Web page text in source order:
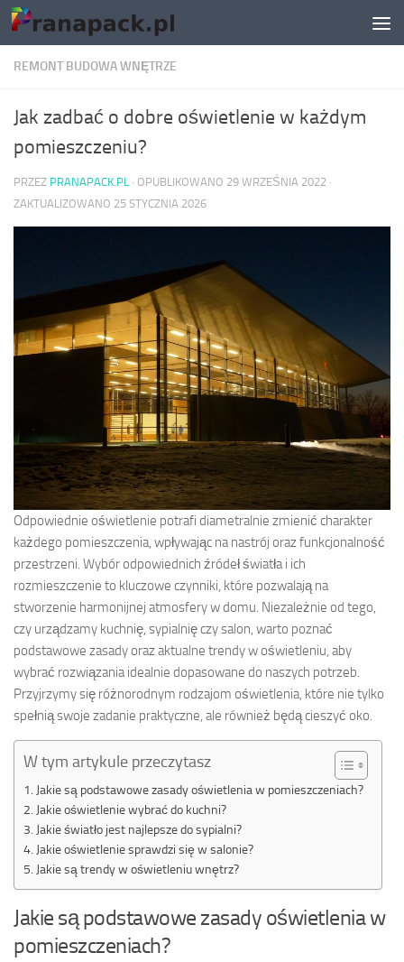
Skip to content
REMONT BUDOWA WNĘTRZE
Jak zadbać o dobre oświetlenie w każdym
pomieszczeniu?
PRZEZ PRANAPACK.PL · OPUBLIKOWANO 29 WRZEŚNIA 2022 ·
ZAKTUALIZOWANO 25 STYCZNIA 2026
Odpowiednie oświetlenie potrafi diametralnie zmienić charakter
każdego pomieszczenia, wpływając na nastrój oraz funkcjonalność
przestrzeni. Wybór odpowiednich źródeł światła i ich
rozmieszczenie to kluczowe czynniki, które pozwalają na
stworzenie harmonijnej atmosfery w domu. Niezależnie od tego,
czy urządzamy kuchnię, sypialnię czy salon, warto poznać
podstawowe zasady oraz aktualne trendy w oświetleniu, aby
wybrać rozwiązania idealnie dopasowane do naszych potrzeb.
Przyjrzymy się różnorodnym rodzajom oświetlenia, które nie tylko
spełnią swoje zadanie praktyczne, ale również będą cieszyć oko.
W tym artykule przeczytasz
Jakie są podstawowe zasady oświetlenia w pomieszczeniach?
Jakie oświetlenie wybrać do kuchni?
Jakie światło jest najlepsze do sypialni?
Jakie oświetlenie sprawdzi się w salonie?
Jakie są trendy w oświetleniu wnętrz?
Jakie są podstawowe zasady oświetlenia w
pomieszczeniach?